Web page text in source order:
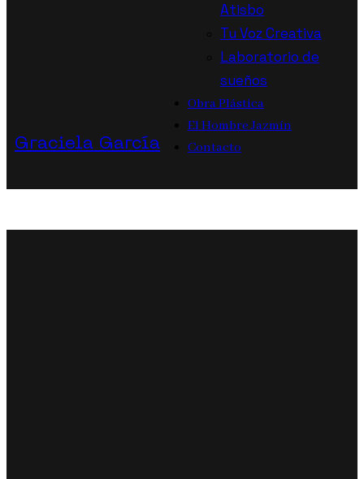
Graciela García
Atisbo
Tu Voz Creativa
Laboratorio de
sueños
Obra Plástica
El Hombre Jazmín
Contacto